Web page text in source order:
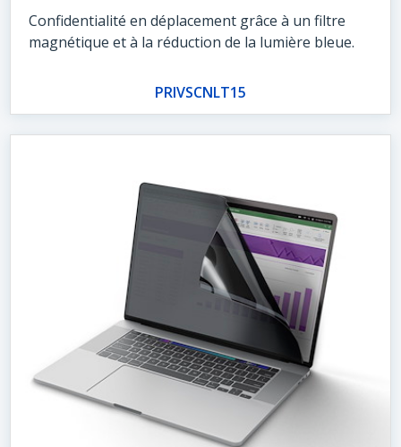
Confidentialité en déplacement grâce à un filtre
magnétique et à la réduction de la lumière bleue.
PRIVSCNLT15